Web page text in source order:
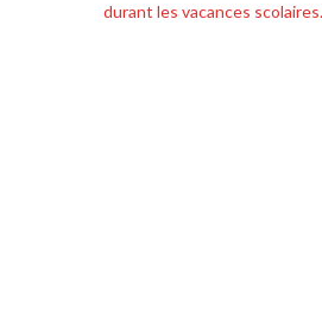
durant les vacances scolaires.